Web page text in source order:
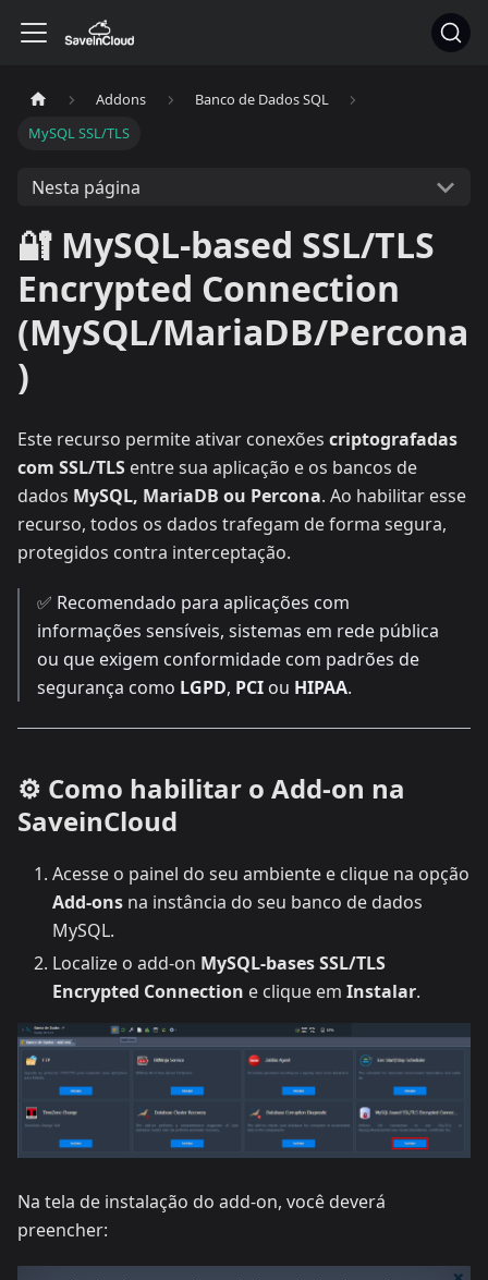
Addons
Banco de Dados SQL
MySQL SSL/TLS
Nesta página
🔐 MySQL-based SSL/TLS
Encrypted Connection
(MySQL/MariaDB/Percona
)
Este recurso permite ativar conexões criptografadas
com SSL/TLS entre sua aplicação e os bancos de
dados MySQL, MariaDB ou Percona. Ao habilitar esse
recurso, todos os dados trafegam de forma segura,
protegidos contra interceptação.
✅ Recomendado para aplicações com
informações sensíveis, sistemas em rede pública
ou que exigem conformidade com padrões de
segurança como LGPD, PCI ou HIPAA.
⚙️ Como habilitar o Add-on na
SaveinCloud
Acesse o painel do seu ambiente e clique na opção
Add-ons na instância do seu banco de dados
MySQL.
Localize o add-on MySQL-bases SSL/TLS
Encrypted Connection e clique em Instalar.
Na tela de instalação do add-on, você deverá
preencher: